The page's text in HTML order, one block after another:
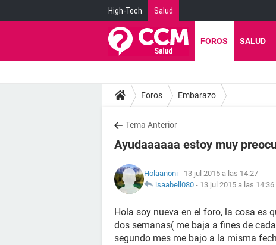
High-Tech Salud
FOROS SALUD
Foros Embarazo
Tema Anterior
Ayudaaaaaa estoy muy
Holaanoni - 13 jul 2015 a las 14:27
isaabell080 - 13 jul 2015 a las 14:36
Hola soy nueva en el foro, la cosa es
dos semanas( me baja a fines de
segundo mes me bajo a la misma